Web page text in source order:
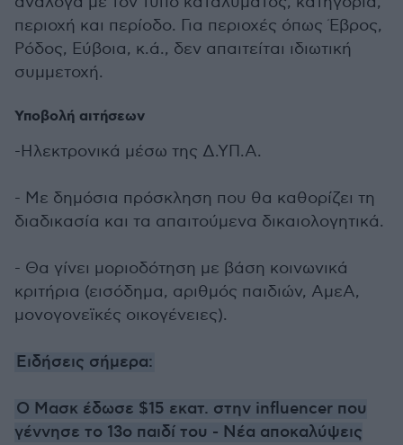
περιοχή και περίοδο. Για περιοχές όπως Έβρος,
Ρόδος, Εύβοια, κ.ά., δεν απαιτείται ιδιωτική
συμμετοχή.
Υποβολή αιτήσεων
-Ηλεκτρονικά μέσω της Δ.ΥΠ.Α.
- Με δημόσια πρόσκληση που θα καθορίζει τη
διαδικασία και τα απαιτούμενα δικαιολογητικά.
- Θα γίνει μοριοδότηση με βάση κοινωνικά
κριτήρια (εισόδημα, αριθμός παιδιών, ΑμεΑ,
μονογονεϊκές οικογένειες).
Ειδήσεις σήμερα:
Ο Μασκ έδωσε $15 εκατ. στην influencer που
γέννησε το 13ο παιδί του - Νέα αποκαλύψεις